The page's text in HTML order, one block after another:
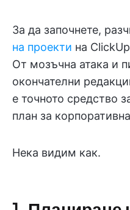
За да започнете,
на проекти на ClickUp
От мозъчна атака и
окончателни
е точното средство
план за
Нека видим как.